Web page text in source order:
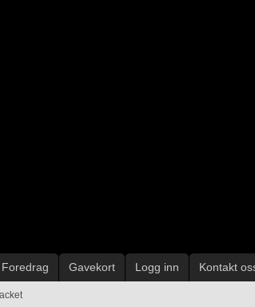
Foredrag Gavekort Logg inn Kontakt